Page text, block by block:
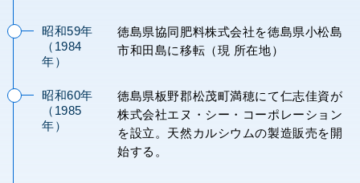
5121
東
昭和59年
（1984
年）
徳島県協同肥料株式会社を徳島県小松島
市和田島に移転（現 所在地）
昭和60年
（1985
年）
徳島県板野郡松茂町満穂にて仁志佳資が
株式会社エヌ・シー・コーポレーション
を設立。天然カルシウムの製造販売を開
始する。